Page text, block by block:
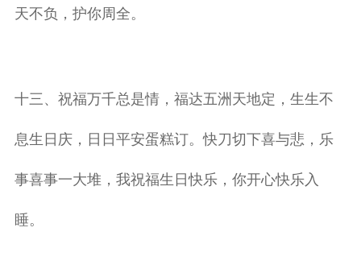
天不负，护你周全。
十三、祝福万千总是情，福达五洲天地定，生生不
息生日庆，日日平安蛋糕订。快刀切下喜与悲，乐
事喜事一大堆，我祝福生日快乐，你开心快乐入
睡。